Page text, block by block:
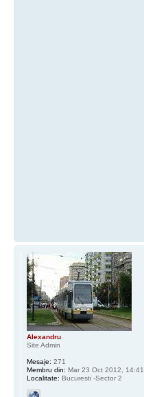
Alexandru
Site Admin
Mesaje: 271
Membru din: Mar 23 Oct 2012, 14:41
Localitate: Bucuresti -Sector 2